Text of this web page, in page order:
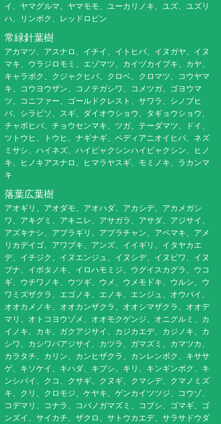
イ、ヤマグルマ、ヤマモモ、ユーカリノキ、ユズ、ユズリ
ハ、リンボク、レッドロビン
常緑針葉樹
アカマツ、アスナロ、イチイ、イトヒバ、イヌガヤ、イヌ
マキ、ウラジロモミ、エゾマツ、カイヅカイブキ、カヤ、
キャラボク、クジャクヒバ、クロベ、クロマツ、コウヤマ
キ、コウヨウザン、コノテガシワ、コメツガ、ゴヨウマ
ツ、コニファー、ゴールドクレスト、サワラ、シノブヒ
バ、シラビソ、スギ、ダイオウショウ、タギョウショウ、
チャボヒバ、チョウセンマキ、ツガ、テーダマツ、ドイ、
ツトウヒ、トウヒ、ナギナギ、ペディアニオイヒバ、ネズ
ミサシ、ハイネズ、ハイビャクシンハイビャクシン、ヒノ
キ、ヒノキアスナロ、ヒマラヤスギ、モミノキ、ラカンマ
キ
落葉広葉樹
アオギリ、アオダモ、アオハダ、アカシデ、アカメガシ
ワ、アキグミ、アキニレ、アサガラ、アサダ、アジサイ、
アズキナシ、アブラギリ、アブラチャン、アベマキ、アメ
リカデイゴ、アワブキ、アンズ、イイギリ、イタヤカエ
デ、イチジク、イヌエンジュ、イヌシデ、イヌビワ、イヌ
ブナ、イボタノキ、イロハモミジ、ウグイスカグラ、ウコ
ギ、ウチワノキ、ウツギ、ウメ、ウメモドキ、ウルシ、ウ
ワミズザクラ、エゴノキ、エノキ、エンジュ、オウバイ、
オオカメノキ、オオカンザクラ、オオシマザクラ、オオデ
マリ、オトコヨウゾメ、オオモクゲンジ、オニグルミ、カ
イノキ、カキ、ガクアジサイ、カジカエデ、カジノキ、カ
シワ、カシワバアジサイ、カツラ、ガマズミ、カマツカ、
カラタチ、カリン、カンヒザクラ、カンレンボク、キササ
ゲ、キソケイ、キハダ、キブシ、キリ、キンギンボク、キ
ンシバイ、クコ、クサギ、クヌギ、クマシデ、クマノミズ
キ、クリ、クロモジ、ケヤキ、ゲンカイツツジ、コウゾ、
コデマリ、コナラ、コバノガマズミ、コブシ、ゴマギ、ゴ
ンズイ、サイカチ、ザクロ、サトウカエデ、サラサドウダ